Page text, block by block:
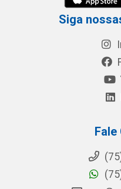
Siga
Fale